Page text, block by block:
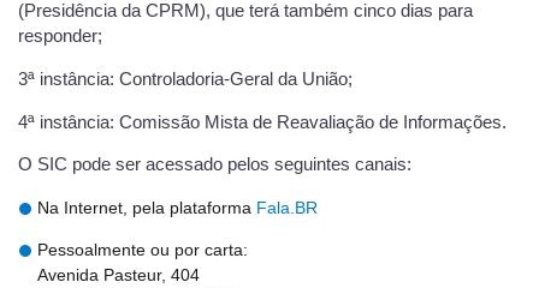
(Presidência da CPRM), que terá também cinco dias para
responder;
3ª instância: Controladoria-Geral da União;
4ª instância: Comissão Mista de Reavaliação de Informações.
O SIC pode ser acessado pelos seguintes canais:
Na Internet, pela plataforma Fala.BR
Pessoalmente ou por carta:
Avenida Pasteur, 404